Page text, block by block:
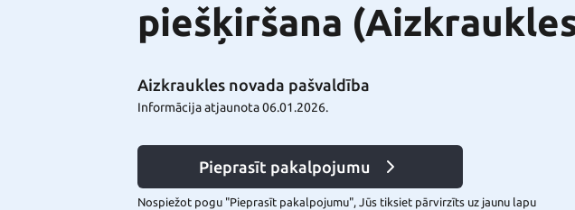
piešķiršana
Aizkraukles novada pašvaldība
Informācija atjaunota 06.01.2026.
Pieprasīt pakalpojumu
Nospiežot pogu "Pieprasīt pakalpojumu", Jūs tiksiet pārvirzīts uz jaunu lapu